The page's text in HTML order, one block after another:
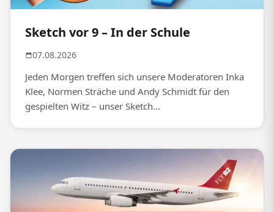
Sketch vor 9 – In der Schule
07.08.2026
Jeden Morgen treffen sich unsere Moderatoren Inka
Klee, Normen Sträche und Andy Schmidt für den
gespielten Witz – unser Sketch...